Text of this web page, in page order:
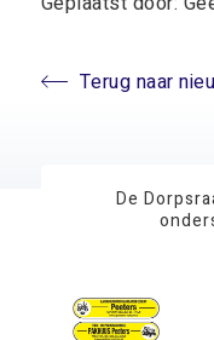
Terug naar
De